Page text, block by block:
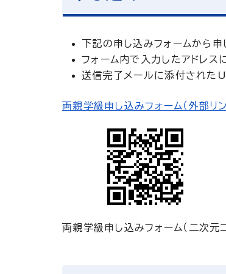
下記の申し込みフォームから申
フォーム内で入力したアドレス
送信完了メールに添付された
両親学級申し込みフォーム（外部リン
両親学級申し込みフォーム（二次元コ